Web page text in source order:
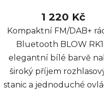
1 220 Kč
Kompaktní FM/DAB+
Bluetooth BLOW
elegantní bílé barvě
široký příjem
stanic a jednoduché